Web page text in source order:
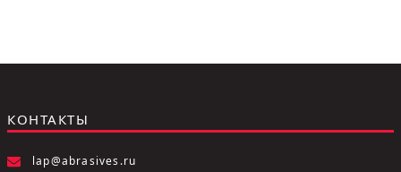
КОНТАКТЫ
lap@abrasives.ru